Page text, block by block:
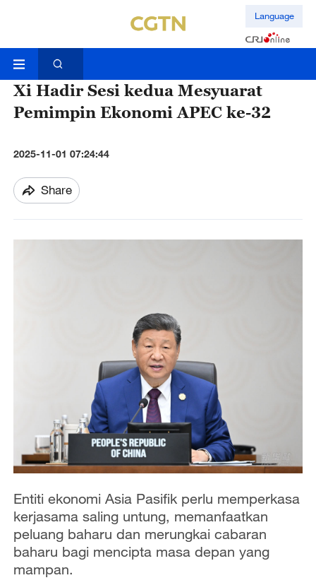
Language
Xi Hadir Sesi kedua Mesyuarat
Pemimpin Ekonomi APEC ke-32
2025-11-01 07:24:44
Share
Entiti ekonomi Asia Pasifik perlu memperkasa
kerjasama saling untung, memanfaatkan
peluang baharu dan merungkai cabaran
baharu bagi mencipta masa depan yang
mampan.